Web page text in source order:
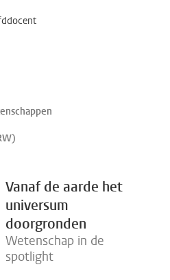
Vanaf de aarde het
universum
doorgronden
Wetenschap in de
spotlight